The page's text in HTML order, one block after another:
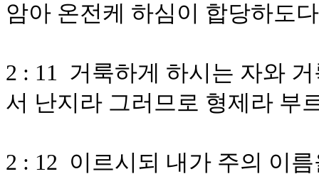
암아 온전케 하심이 합당하도다
2 : 11 거룩하게 하시는 자와
서 난지라 그러므로 형제라 부
2 : 12 이르시되 내가 주의 이